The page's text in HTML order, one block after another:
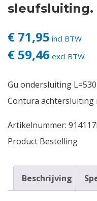
sleufsluiting.
€ 71,95 incl BTW
€ 59,46 excl BTW
Gu ondersluiting
Contura achtersluiting
Artikelnummer: 914117
Product Bestelling
Beschrijving